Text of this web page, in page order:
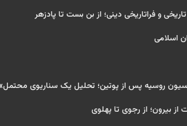
و فراتاریخی دینی؛ از بن بست تا پادزهر
اسلامی
روسیه پس از پوتین؛ تحلیل یک سناریوی محتمل»
از بیرون؛ از رجوی تا پهلوی